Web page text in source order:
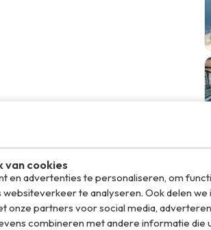
van cookies
en advertenties te personaliseren, om
websiteverkeer te analyseren. Ook delen
onze partners voor social media,
combineren met andere informatie die